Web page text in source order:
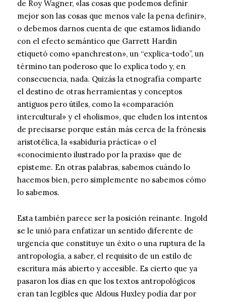
de Roy Wagner, «las cosas que podemos definir
mejor son las cosas que menos vale la pena definir»,
o debemos darnos cuenta de que estamos lidiando
con el efecto semántico que Garrett Hardin
etiquetó como «panchreston», un “explica-todo”, un
término tan poderoso que lo explica todo y, en
consecuencia, nada. Quizás la etnografía comparte
el destino de otras herramientas y conceptos
antiguos pero útiles, como la «comparación
intercultural» y el «holismo», que eluden los intentos
de precisarse porque están más cerca de la frónesis
aristotélica, la «sabiduría práctica» o el
«conocimiento ilustrado por la praxis» que de
episteme. En otras palabras, sabemos cuándo lo
hacemos bien, pero simplemente no sabemos cómo
lo sabemos.
Esta también parece ser la posición reinante. Ingold
se le unió para enfatizar un sentido diferente de
urgencia que constituye un éxito o una ruptura de la
antropología, a saber, el requisito de un estilo de
escritura más abierto y accesible. Es cierto que ya
pasaron los días en que los textos antropológicos
eran tan legibles que Aldous Huxley podía dar por